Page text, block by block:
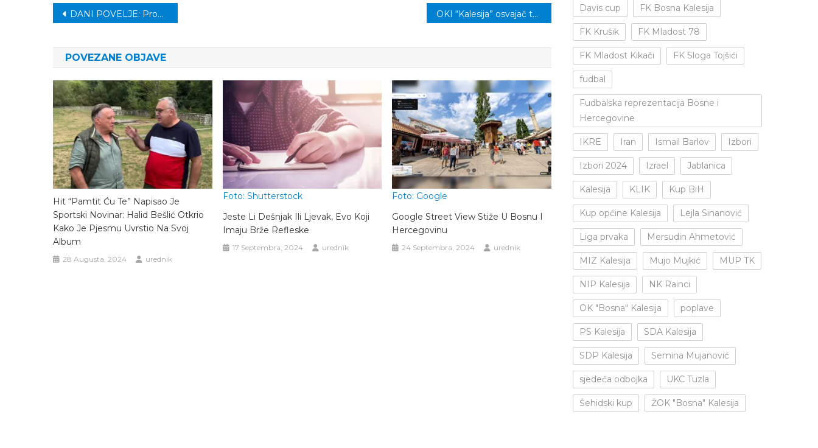
Navigacija
DANI POVELJE: Promocija romana “Velika avlija” OKI “Kalesija” osvajač turnira “26. august” u Mramoru
POVEZANE OBJAVE
Hit “Pamtit Ću Te” Napisao Je
Sportski Novinar: Halid Bešlić Otkrio
Kako Je Pjesmu Uvrstio Na Svoj
Album
28 Augusta, 2024 urednik
Foto: Shutterstock
Jeste Li Dešnjak Ili Ljevak, Evo Koji
Imaju Brže Refleske
17 Septembra, 2024 urednik
Foto: Google
Google Street View Stiže U Bosnu I
Hercegovinu
24 Septembra, 2024 urednik
Davis cup FK Bosna Kalesija
FK Krušik FK Mladost 78
FK Mladost Kikači FK Sloga Tojšići
fudbal
Fudbalska reprezentacija Bosne i
Hercegovine
IKRE Iran Ismail Barlov Izbori
Izbori 2024 Izrael Jablanica
Kalesija KLIK Kup BiH
Kup općine Kalesija Lejla Sinanović
Liga prvaka Mersudin Ahmetović
MIZ Kalesija Mujo Mujkić MUP TK
NIP Kalesija NK Rainci
OK "Bosna" Kalesija poplave
PS Kalesija SDA Kalesija
SDP Kalesija Semina Mujanović
sjedeća odbojka UKC Tuzla
Šehidski kup ŽOK "Bosna" Kalesija